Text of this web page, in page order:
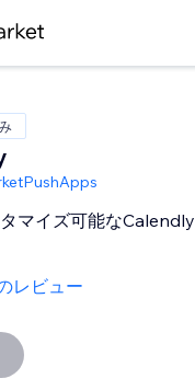
マイズ可能なCalendly
レビュー